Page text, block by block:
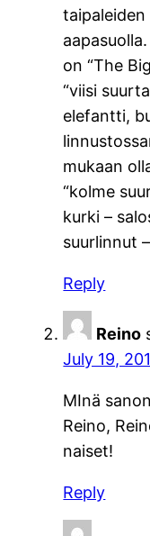
on “The
“viisi
elefantti,
mukaan
“kolme
kurki –
suurlinnut
Reply
Reino
July 19,
MInä
Reino,
naiset!
Reply